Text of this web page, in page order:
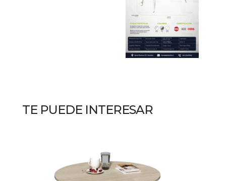
TE PUEDE INTERESAR